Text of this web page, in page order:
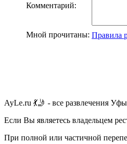
Комментарий:
Мной прочитаны: Правила
AyLe.ru 💃🤳 - все развлечения
Если Вы являетесь владельцем
При полной или частичной